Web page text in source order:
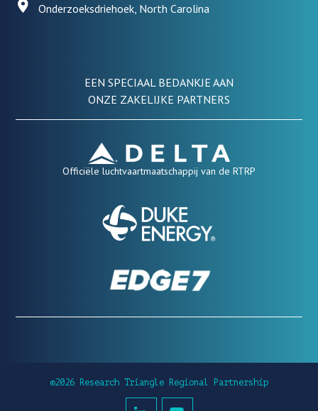
Onderzoeksdriehoek, North Carolina
EEN SPECIAAL BEDANKJE AAN
ONZE ZAKELIJKE PARTNERS
Officiële luchtvaartmaatschappij van de RTRP
©2026 Research Triangle Regional Partnership